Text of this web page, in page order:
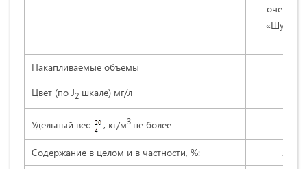
Накапливаемые объёмы
Цвет (по J2 шкале) мг/л
Удельный вес , кг/м3 не более
Содержание в целом и в частности, %: